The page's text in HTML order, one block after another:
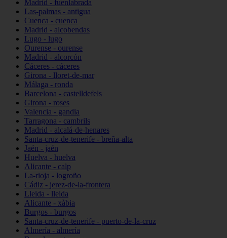
Madrid - fuenlabrada
Las-palmas - antigua
Cuenca - cuenca
Madrid - alcobendas
Lugo - lugo
Ourense - ourense
Madrid - alcorcón
Cáceres - cáceres
Girona - lloret-de-mar
Málaga - ronda
Barcelona - castelldefels
Girona - roses
Valencia - gandia
Tarragona - cambrils
Madrid - alcalá-de-henares
Santa-cruz-de-tenerife - breña-alta
Jaén - jaén
Huelva - huelva
Alicante - calp
La-rioja - logroño
Cádiz - jerez-de-la-frontera
Lleida - lleida
Alicante - xàbia
Burgos - burgos
Santa-cruz-de-tenerife - puerto-de-la-cruz
Almería - almería